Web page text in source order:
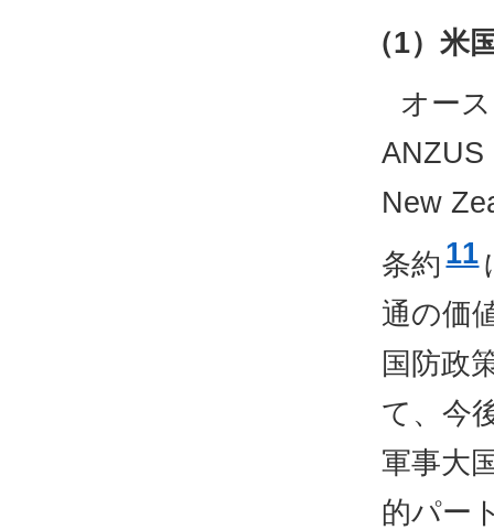
（1）米
オー
ANZUS
New
条約 11
通の価
国防政
て、今
軍事大
的パー